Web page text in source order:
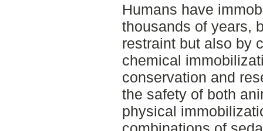
Humans have
thousands of years,
restraint but also by
chemical
conservation and
the safety of both
physical